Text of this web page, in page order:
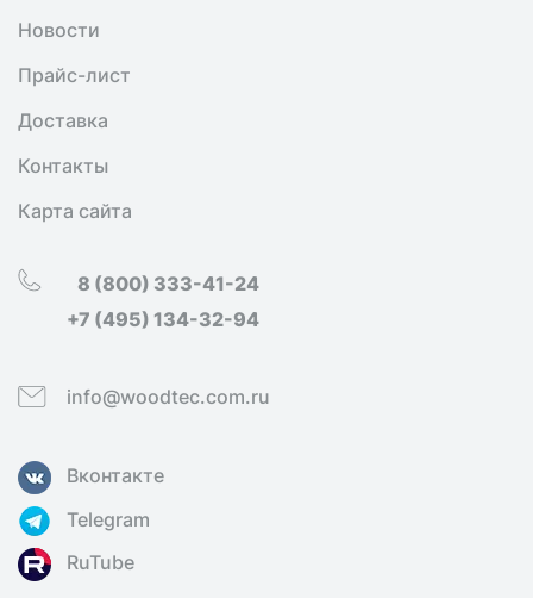
Новости
Прайс-лист
Доставка
Контакты
Карта сайта
8 (800) 333-41-24
+7 (495) 134-32-94
info@woodtec.com.ru
Вконтакте
Telegram
RuTube